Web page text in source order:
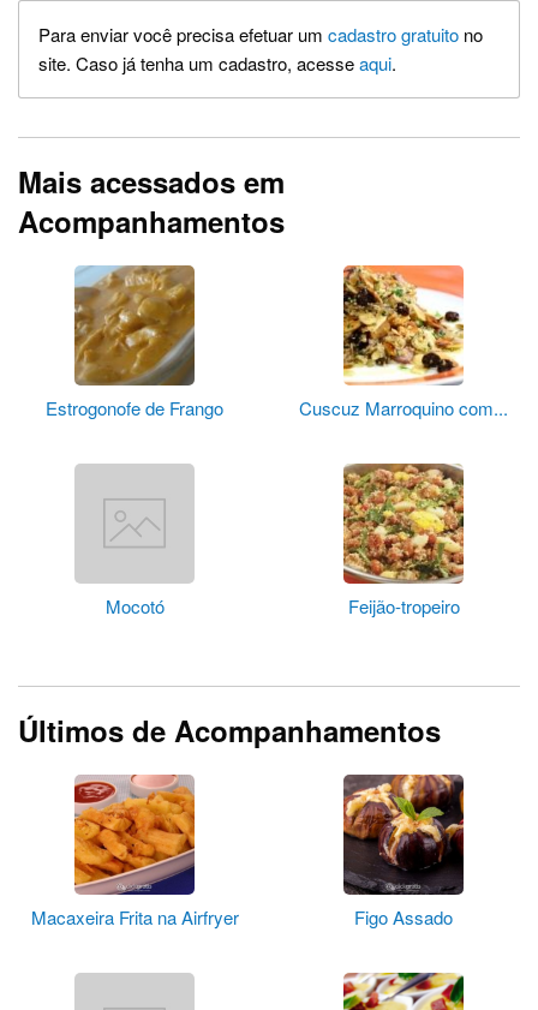
Para enviar você precisa efetuar um cadastro gratuito no
site. Caso já tenha um cadastro, acesseaqui.
Mais acessados em
Acompanhamentos
Estrogonofe de Frango Cuscuz Marroquino com...
Mocotó Feijão-tropeiro
Últimos de Acompanhamentos
Macaxeira Frita na Airfryer Figo Assado